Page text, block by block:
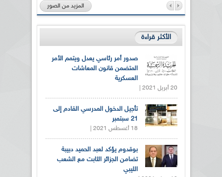
المزيد من الصور
الأكثر قراءة
صدور أمر رئاسي يعدل ويتمم الأمر
المتضمن قانون المعاشات
العسكرية
20 أبريل 2021 |
تأجيل الدخول المدرسي القادم إلى
21 سبتمبر
18 أغسطس 2021 |
بوقدوم يؤكد لعبد الحميد دبيبة
تضامن الجزائر الثابت مع الشعب
الليبي